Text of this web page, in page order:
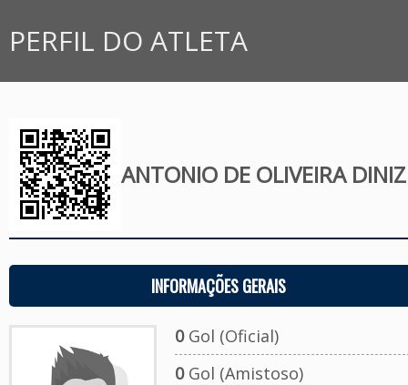
PERFIL DO ATLETA
ANTONIO DE OLIVEIRA DINIZ
INFORMAÇÕES GERAIS
0Gol (Oficial)
0Gol (Amistoso)